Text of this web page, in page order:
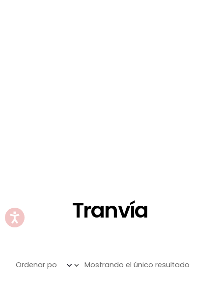
Tranvía
Mostrando el único resultado